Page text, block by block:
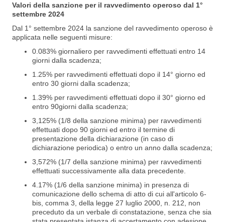
Valori della sanzione per il ravvedimento operoso dal 1°
settembre 2024
Dal 1° settembre 2024 la sanzione del ravvedimento operoso è
applicata nelle seguenti misure:
0.083% giornaliero per ravvedimenti effettuati entro 14
giorni dalla scadenza;
1.25% per ravvedimenti effettuati dopo il 14° giorno ed
entro 30 giorni dalla scadenza;
1.39% per ravvedimenti effettuati dopo il 30° giorno ed
entro 90giorni dalla scadenza;
3,125% (1/8 della sanzione minima) per ravvedimenti
effettuati dopo 90 giorni ed entro il termine di
presentazione della dichiarazione (in caso di
dichiarazione periodica) o entro un anno dalla scadenza;
3,572% (1/7 della sanzione minima) per ravvedimenti
effettuati successivamente alla data precedente.
4.17% (1/6 della sanzione minima) in presenza di
comunicazione dello schema di atto di cui all'articolo 6-
bis, comma 3, della legge 27 luglio 2000, n. 212, non
preceduto da un verbale di constatazione, senza che sia